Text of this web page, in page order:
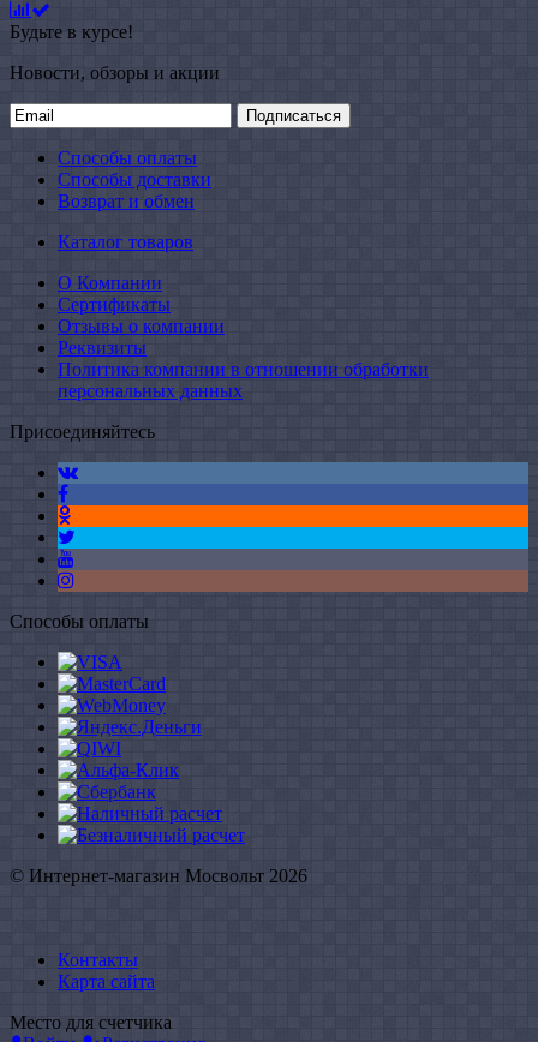
Будьте в курсе!
Новости, обзоры и акции
Подписаться
Способы оплаты
Способы доставки
Возврат и обмен
Каталог товаров
О Компании
Сертификаты
Отзывы о компании
Реквизиты
Политика компании в отношении обработки
персональных данных
Присоединяйтесь
Способы оплаты
© Интернет-магазин Мосвольт 2026
Контакты
Карта сайта
Место для счетчика